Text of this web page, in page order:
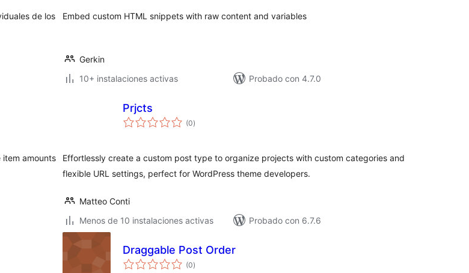
de los
Embed custom HTML snippets with raw content and variables
Gerkin
10+ instalaciones activas
Probado con 4.7.0
amounts
Prjcts
(0valoraciones
en
)
Effortlessly create a custom post type to organize projects with custom categories and
flexible URL settings, perfect for WordPress theme developers.
Matteo Conti
Menos de 10 instalaciones activas
Probado con 6.7.6
Draggable Post Order
(0valoraciones
en
)